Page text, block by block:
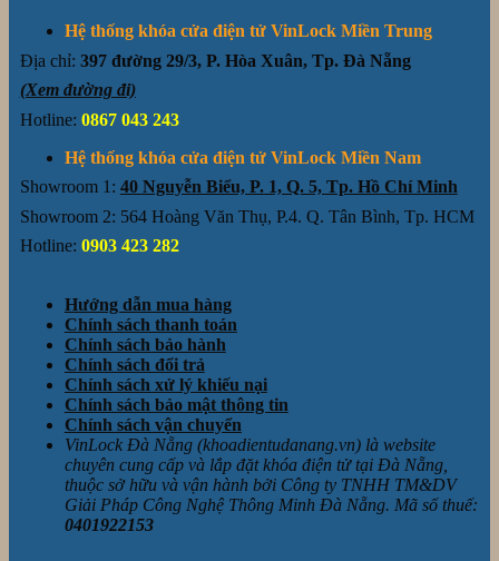
Hệ thống khóa cửa điện tử VinLock Miền Trung
Địa chỉ: 397 đường 29/3, P. Hòa Xuân, Tp. Đà Nẵng
(Xem đường đi)
Hotline: 0867 043 243
Hệ thống khóa cửa điện tử VinLock Miền Nam
Showroom 1: 40 Nguyễn Biểu, P. 1, Q. 5, Tp. Hồ Chí Minh
Showroom 2: 564 Hoàng Văn Thụ, P.4. Q. Tân Bình, Tp. HCM
Hotline: 0903 423 282
Hướng dẫn mua hàng
Chính sách thanh toán
Chính sách bảo hành
Chính sách đổi trả
Chính sách xử lý khiếu nại
Chính sách bảo mật thông tin
Chính sách vận chuyển
VinLock Đà Nẵng (khoadientudanang.vn) là website
chuyên cung cấp và lắp đặt khóa điện tử tại Đà Nẵng,
thuộc sở hữu và vận hành bởi Công ty TNHH TM&DV
Giải Pháp Công Nghệ Thông Minh Đà Nẵng. Mã số thuế:
0401922153